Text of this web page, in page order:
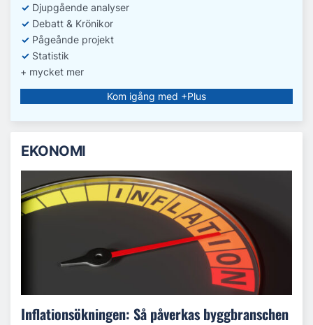
✓ Djupgående analyser
✓ Debatt & Krönikor
✓ Pågeånde projekt
✓ Statistik
+ mycket mer
Kom igång med +Plus
EKONOMI
Inflationsökningen: Så påverkas byggbranschen